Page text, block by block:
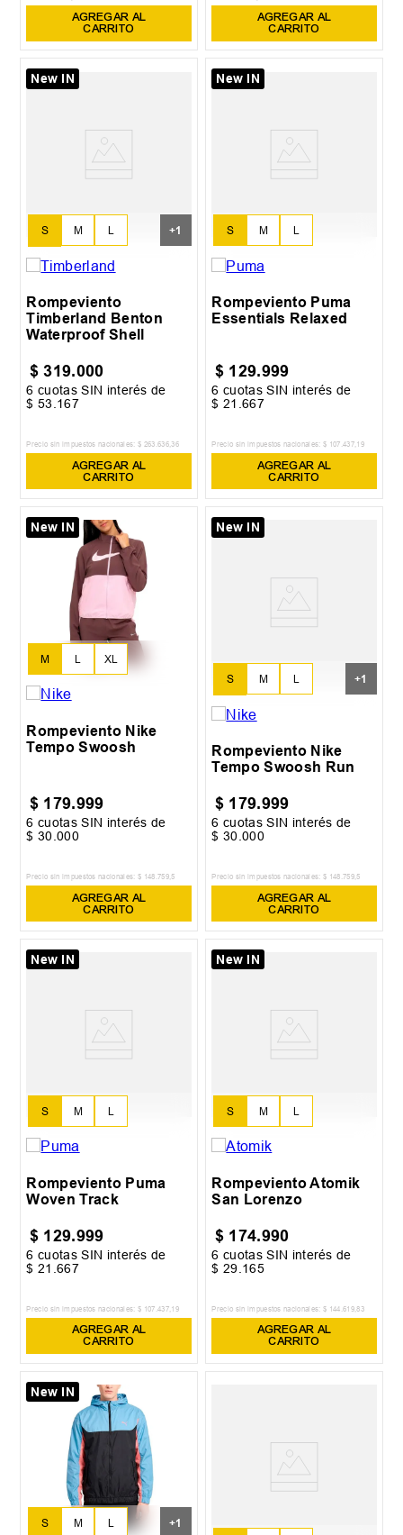
AGREGAR AL
CARRITO
AGREGAR AL
CARRITO
New IN
S M L
XL
+1
Rompeviento
Timberland Benton
Waterproof Shell
$ 319.000
6 cuotas SIN interés de
$ 53.167
Precio sin impuestos nacionales: $ 263 .636,36
AGREGAR AL
CARRITO
New IN
S M L
Rompeviento Puma
Essentials Relaxed
$ 129.999
6 cuotas SIN interés de
$ 21 .667
Precio sin impuestos nacionales: $ 107 .437,19
AGREGAR AL
CARRITO
New IN
M L XL
Rompeviento Nike
Tempo Swoosh
$ 179.999
6 cuotas SIN interés de
$ 30 .000
Precio sin impuestos nacionales: $ 148 .759,5
AGREGAR AL
CARRITO
New IN
S M L
XL
+1
Rompeviento Nike
Tempo Swoosh Run
$ 179.999
6 cuotas SIN interés de
$ 30 .000
Precio sin impuestos nacionales: $ 148 .759,5
AGREGAR AL
CARRITO
New IN
S M L
Rompeviento Puma
Woven Track
$ 129.999
6 cuotas SIN interés de
$ 21 .667
Precio sin impuestos nacionales: $ 107 437, 19
AGREGAR AL
CARRITO
New IN
S M L
Rompeviento Atomik
San Lorenzo
$ 174.990
6 cuotas SIN interés de
$ 29 165
Precio sin impuestos nacionales: $ 144 619,83
AGREGAR AL
CARRITO
New IN
S M L +1